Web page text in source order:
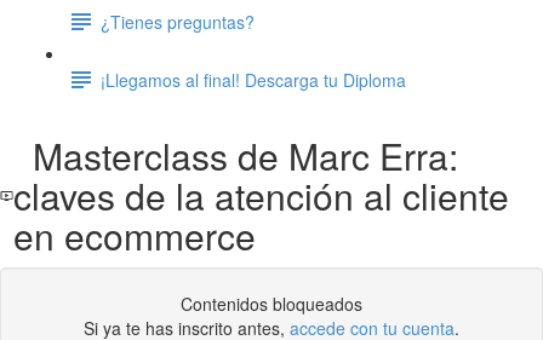
¿Tienes preguntas?
¡Llegamos al final! Descarga tu Diploma
Masterclass de Marc Erra:
claves de la atención al cliente
en ecommerce
Contenidos bloqueados
Si ya te has inscrito antes, accede con tu cuenta.